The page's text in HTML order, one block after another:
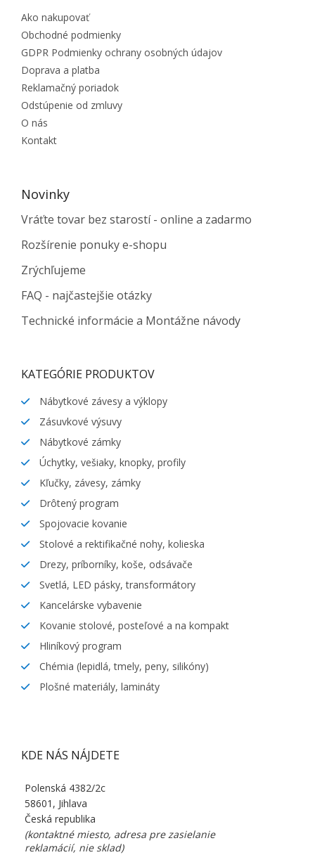
Ako nakupovať
Obchodné podmienky
GDPR Podmienky ochrany osobných údajov
Doprava a platba
Reklamačný poriadok
Odstúpenie od zmluvy
O nás
Kontakt
Novinky
Vráťte tovar bez starostí - online a zadarmo
Rozšírenie ponuky e-shopu
Zrýchľujeme
FAQ - najčastejšie otázky
Technické informácie a Montážne návody
KATEGÓRIE PRODUKTOV
Nábytkové závesy a výklopy
Zásuvkové výsuvy
Nábytkové zámky
Úchytky, vešiaky, knopky, profily
Kľučky, závesy, zámky
Drôtený program
Spojovacie kovanie
Stolové a rektifikačné nohy, kolieska
Drezy, príborníky, koše, odsávače
Svetlá, LED pásky, transformátory
Kancelárske vybavenie
Kovanie stolové, posteľové a na kompakt
Hliníkový program
Chémia (lepidlá, tmely, peny, silikóny)
Plošné materiály, lamináty
KDE NÁS NÁJDETE
Polenská 4382/2c
58601, Jihlava
Česká republika
(kontaktné miesto, adresa pre zasielanie
reklamácií, nie sklad)